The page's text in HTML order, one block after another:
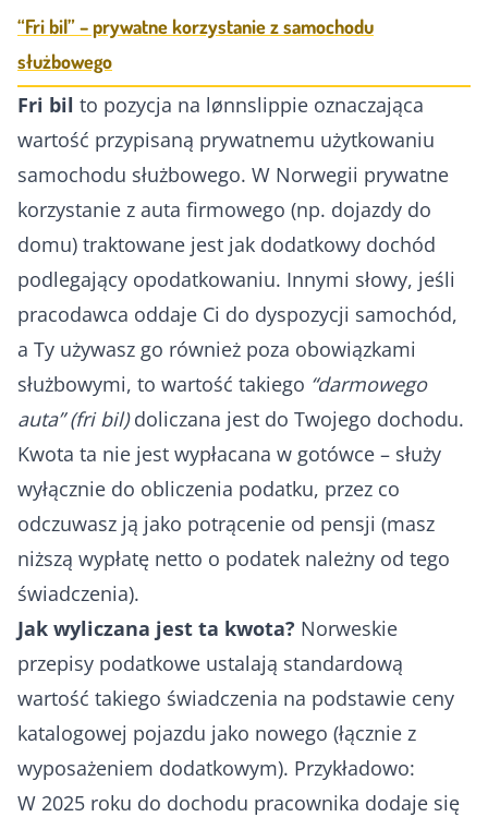
“Fri bil” – prywatne korzystanie z samochodu
służbowego
Fri bil to pozycja na lønnslippie oznaczająca
wartość przypisaną prywatnemu użytkowaniu
samochodu służbowego. W Norwegii prywatne
korzystanie z auta firmowego (np. dojazdy do
domu) traktowane jest jak dodatkowy dochód
podlegający opodatkowaniu. Innymi słowy, jeśli
pracodawca oddaje Ci do dyspozycji samochód,
a Ty używasz go również poza obowiązkami
służbowymi, to wartość takiego “darmowego
auta” (fri bil)doliczana jest do Twojego dochodu.
Kwota ta nie jest wypłacana w gotówce – służy
wyłącznie do obliczenia podatku, przez co
odczuwasz ją jako potrącenie od pensji (masz
niższą wypłatę netto o podatek należny od tego
świadczenia).
Jak wyliczana jest ta kwota? Norweskie
przepisy podatkowe ustalają standardową
wartość takiego świadczenia na podstawie ceny
katalogowej pojazdu jako nowego (łącznie z
wyposażeniem dodatkowym). Przykładowo:
W 2025 roku do dochodu pracownika dodaje się